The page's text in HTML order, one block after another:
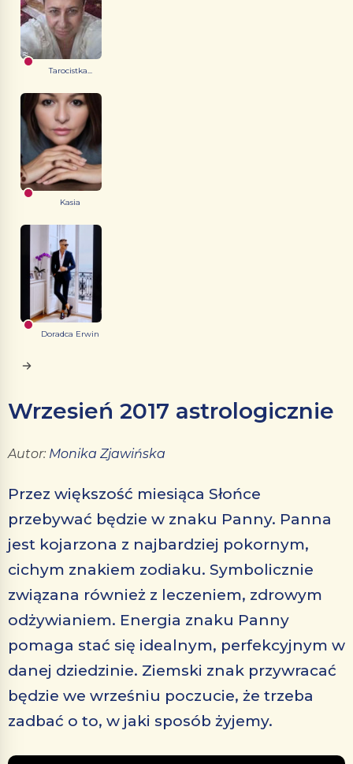
Tarocistka...
Kasia
Doradca Erwin
Wrzesień 2017 astrologicznie
Autor: Monika Zjawińska
Przez większość miesiąca Słońce
przebywać będzie w znaku Panny. Panna
jest kojarzona z najbardziej pokornym,
cichym znakiem zodiaku. Symbolicznie
związana również z leczeniem, zdrowym
odżywianiem. Energia znaku Panny
pomaga stać się idealnym, perfekcyjnym w
danej dziedzinie. Ziemski znak przywracać
będzie we wrześniu poczucie, że trzeba
zadbać o to, w jaki sposób żyjemy.